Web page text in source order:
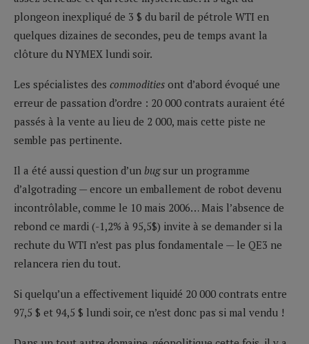
plongeon inexpliqué de 3 $ du baril de pétrole WTI en
quelques dizaines de secondes, peu de temps avant la
clôture du NYMEX lundi soir.
Les spécialistes des commodities ont d’abord évoqué une
erreur de passation d’ordre : 20 000 contrats auraient été
passés à la vente au lieu de 2 000, mais cette piste ne
semble pas pertinente.
Il a été aussi question d’un bugsur un programme
d’algotrading — encore un emballement de robot devenu
incontrôlable, comme le 10 mais 2006… Mais l’absence de
rebond ce mardi (-1,2% à 95,5$) invite à se demander si la
rechute du WTI n’est pas plus fondamentale — le QE3 ne
relancera rien du tout.
Si quelqu’un a effectivement liquidé 20 000 contrats entre
97,5 $ et 94,5 $ lundi soir, ce n’est donc pas si mal vendu !